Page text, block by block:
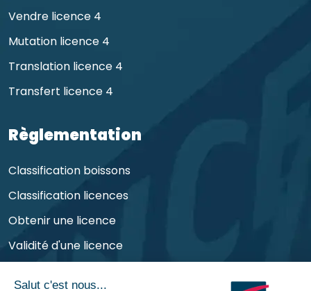
Vendre licence 4
Mutation licence 4
Translation licence 4
Transfert licence 4
Règlementation
Classification boissons
Classification licences
Obtenir une licence
Validité d'une licence